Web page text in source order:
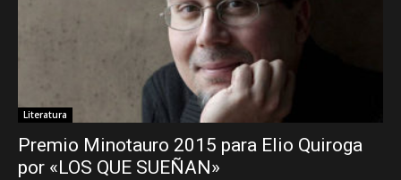
Literatura
Premio Minotauro 2015 para Elio Quiroga
por «LOS QUE SUEÑAN»